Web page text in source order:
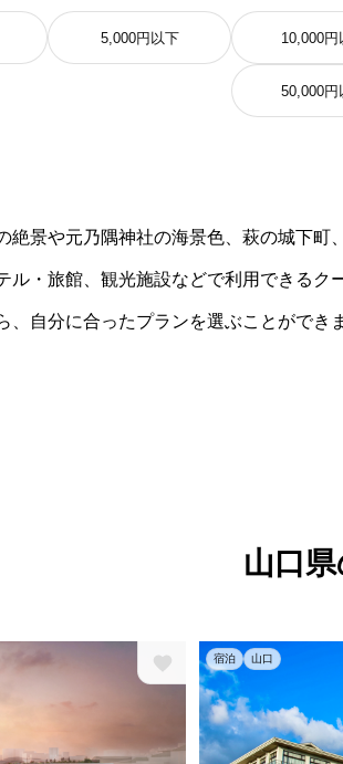
5,000円以下 10,000円
50,000円
絶景や元乃隅神社の海景色、萩の城下
ル・旅館、観光施設などで利用できる
、自分に合ったプランを選ぶことができ
山口
宿泊 山口